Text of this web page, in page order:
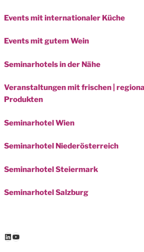
Events mit internationaler Küche
Events mit gutem Wein
Seminarhotels in der Nähe
Veranstaltungen mit frischen |
Produkten
Seminarhotel Wien
Seminarhotel Niederösterreich
Seminarhotel Steiermark
Seminarhotel Salzburg
LinkedIn
YouTube